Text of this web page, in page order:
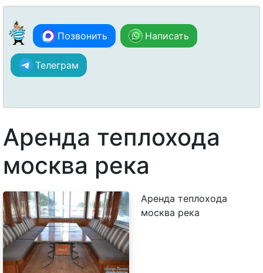
Позвонить Написать
Телеграм
Аренда теплохода
москва река
Аренда теплохода
москва река